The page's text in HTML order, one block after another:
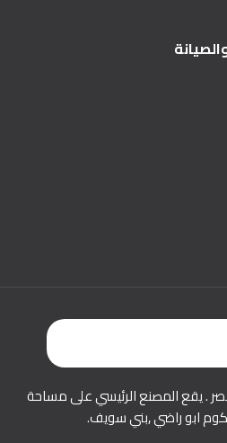
. يقع المصنع الرئيسي على مساحة